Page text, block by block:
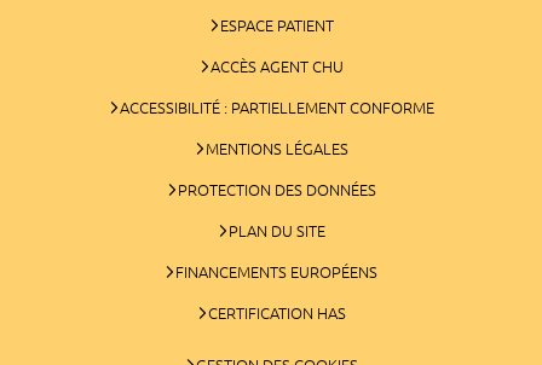
ESPACE PATIENT
ACCÈS AGENT CHU
ACCESSIBILITÉ : PARTIELLEMENT CONFORME
MENTIONS LÉGALES
PROTECTION DES DONNÉES
PLAN DU SITE
FINANCEMENTS EUROPÉENS
CERTIFICATION HAS